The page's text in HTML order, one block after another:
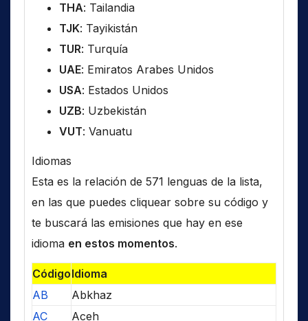
THA: Tailandia
TJK: Tayikistán
TUR: Turquía
UAE: Emiratos Arabes Unidos
USA: Estados Unidos
UZB: Uzbekistán
VUT: Vanuatu
Idiomas
Esta es la relación de 571 lenguas de la lista,
en las que puedes cliquear sobre su código y
te buscará las emisiones que hay en ese
idioma en estos momentos.
CódigoIdioma
AB
Abkhaz
AC
Aceh